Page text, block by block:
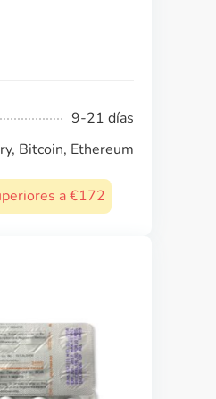
9-21 días
Bitcoin, Ethereum
a €172